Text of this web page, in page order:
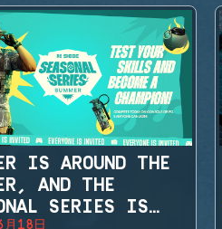
IS AROUND THE
AND THE
SERIES IS
18日